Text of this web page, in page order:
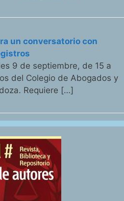
un conversatorio con
9 de septiembre, de 15 a
del Colegio de Abogados y
Requiere […]